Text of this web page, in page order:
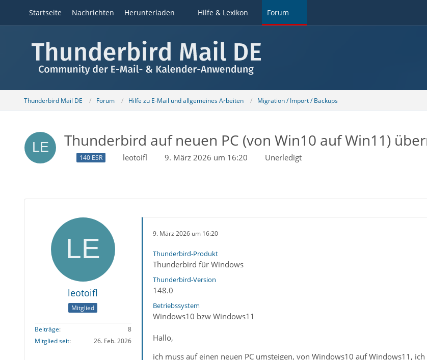
Startseite Nachrichten Herunterladen Hilfe & Lexikon Forum
Thunderbird Mail DE Forum Hilfe zu E-Mail und allgemeines Arbeiten Migration / Import / Backups
Thunderbird auf neuen PC (von Win10 auf Win11)
140 ESR leotoifl 9. März 2026 um 16:20 Unerledigt
leotoifl
Mitglied
Beiträge
8
Mitglied seit
26. Feb. 2026
9. März 2026 um 16:20
Thunderbird-Produkt
Thunderbird für Windows
Thunderbird-Version
148.0
Betriebssystem
Windows10 bzw Windows11
Hallo,
ich muss auf einen neuen PC umsteigen, von Windows10 auf Windows11,